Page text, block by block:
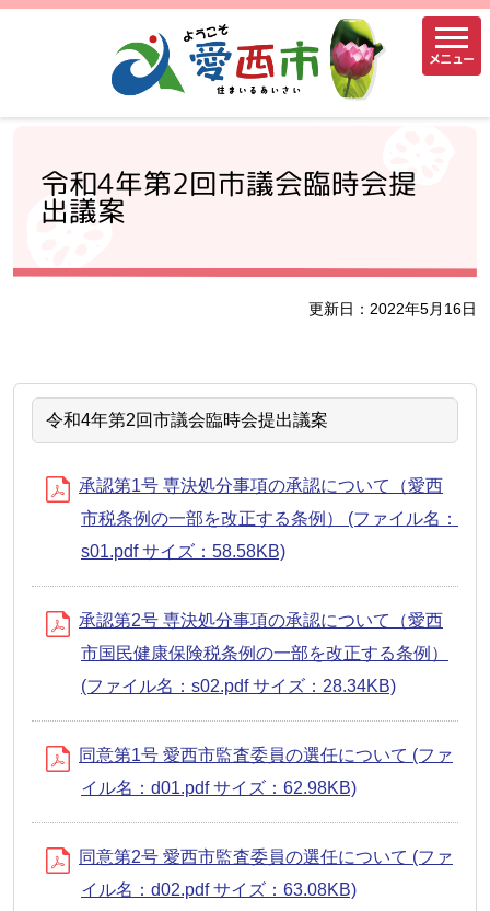
メニュー
令和4年第2回市議会臨時会提
出議案
更新日：2022年5月16日
令和4年第2回市議会臨時会提出議案
承認第1号 専決処分事項の承認について（愛西
市税条例の一部を改正する条例） (ファイル名：
s01.pdf サイズ：58.58KB)
承認第2号 専決処分事項の承認について（愛西
市国民健康保険税条例の一部を改正する条例）
(ファイル名：s02.pdf サイズ：28.34KB)
同意第1号 愛西市監査委員の選任について (ファ
イル名：d01.pdf サイズ：62.98KB)
同意第2号 愛西市監査委員の選任について (ファ
イル名：d02.pdf サイズ：63.08KB)